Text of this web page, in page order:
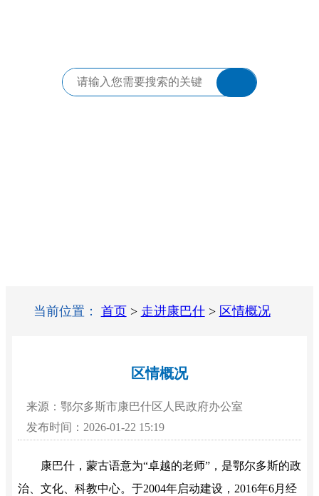
当前位置： 首页 > 走进康巴什> 区情概况
区情概况
来源：鄂尔多斯市康巴什区人民政府办公室
发布时间：2026-01-22 15:19
康巴什，蒙古语意为“卓越的老师”，是鄂尔多斯的政
治、文化、科教中心。于2004年启动建设，2016年6月经